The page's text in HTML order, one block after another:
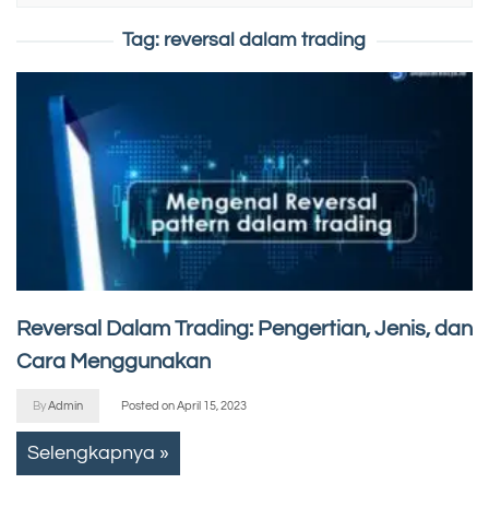
Tag: reversal dalam trading
Reversal Dalam Trading: Pengertian, Jenis, dan
Cara Menggunakan
ByAdmin Posted onApril 15, 2023
Selengkapnya »